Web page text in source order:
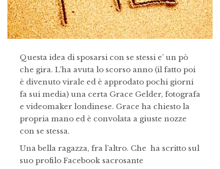
Questa idea di sposarsi con se stessi e’ un pò
che gira. L’ha avuta lo scorso anno (il fatto poi
è divenuto virale ed è approdato pochi giorni
fa sui media) una certa Grace Gelder, fotografa
e videomaker londinese. Grace ha chiesto la
propria mano ed è convolata a giuste nozze
con se stessa.
Una bella ragazza, fra l’altro. Che ha scritto sul
suo profilo Facebook sacrosante